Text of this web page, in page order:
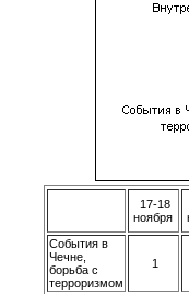
17-18
ноября
События в
Чечне,
борьба с
терроризмом
1